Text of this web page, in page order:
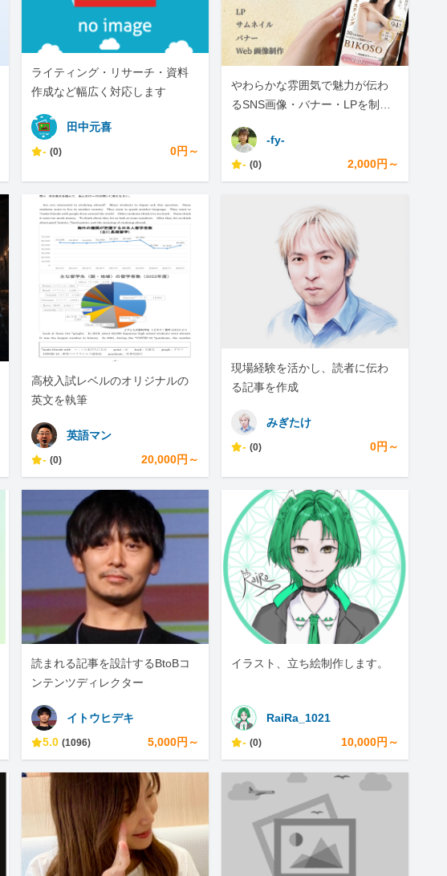
ライティング・リサーチ・資料
作成など幅広く対応します
田中元喜
- (0) 0円～
やわらかな雰囲気で魅力が伝わ
るSNS画像・バナー・LPを制作
-fy-
- (0) 2,000円～
高校入試レベルのオリジナルの
英文を執筆
英語マン
- (0) 20,000円～
現場経験を活かし、読者に伝わ
る記事を作成
みぎたけ
- (0) 0円～
読まれる記事を設計するBtoBコ
ンテンツディレクター
イトウヒデキ
5.0 (1096) 5,000円～
イラスト、立ち絵制作します。
RaiRa_1021
- (0) 10,000円～